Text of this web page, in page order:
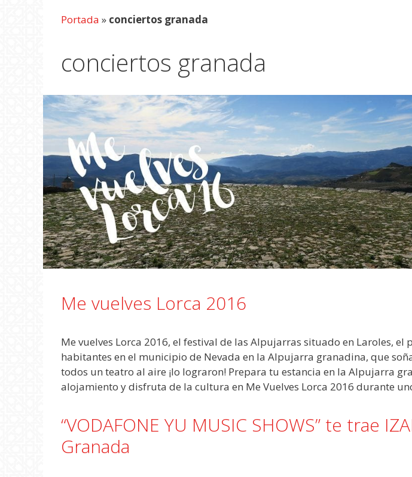
Portada » conciertos granada
conciertos granada
Me vuelves Lorca 2016
Me vuelves Lorca 2016, el festival de las Alpujarras situado en Laroles, el
habitantes en el municipio de Nevada en la Alpujarra granadina, que
todos un teatro al aire ¡lo lograron! Prepara tu estancia en la Alpujarra
alojamiento y disfruta de la cultura en Me Vuelves Lorca 2016 durante
“VODAFONE YU MUSIC SHOWS” te trae
Granada